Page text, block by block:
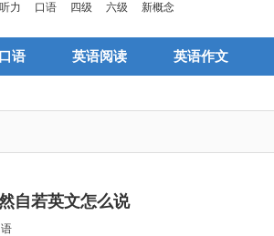
力 口语 四级 六级 新概念
语 英语阅读 英语作文
自若英文怎么说